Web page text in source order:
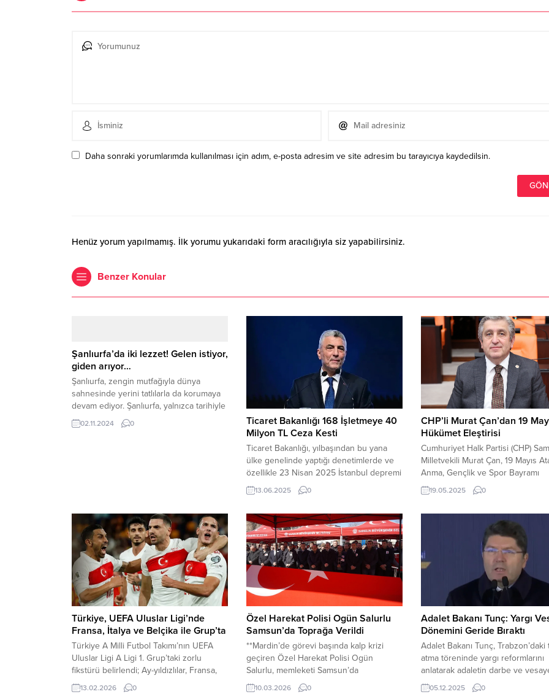
Daha sonraki yorumlarımda kullanılması için adım, e-posta adresim ve site adresim bu tarayıcıya kaydedilsin.
Henüz yorum yapılmamış. İlk yorumu yukarıdaki form aracılığıyla siz yapabilirsiniz.
Benzer Konular
Şanlıurfa’da iki lezzet! Gelen istiyor,
giden arıyor…
Şanlıurfa, zengin mutfağıyla dünya
sahnesinde yerini tatlılarla da korumaya
devam ediyor. Şanlıurfa, yalnızca tarihiyle
değil gastronomisiyle de dünya çapında
ön sıralarda yer alıyor. Bu kadim şehirde,
02.11.2024 0
Ticaret Bakanlığı 168 İşletmeye 40
Milyon TL Ceza Kesti
Ticaret Bakanlığı, yılbaşından bu yana
ülke genelinde yaptığı denetimlerde ve
özellikle 23 Nisan 2025 İstanbul depremi
sonrası haksız fiyat artışı yaptığı
belirlenen 168 işletmeye toplam 40
bildirdi. Haksız Fiyat Artışına Karşı
Kapsamlı Denetimler Başlatıldı Ticaret
Bakanlığı, haksız fiyat artışları ve
fırsatçılıkla mücadele kapsamında ülke...
13.06.2025 0
CHP’li Murat Çan’dan 19
Hükümet Eleştirisi
Cumhuriyet Halk Partisi (CHP)
Milletvekili Murat Çan, 19 Mayıs
Anma, Gençlik ve Spor Bayramı
dolayısıyla bir mesaj yayımladı. Çan,
mesajında 19 Mayıs’ın Kurtuluş
sıra, milletin bağımsızlık ve
idealine uyanışının simgesi
belirtti. Bu tarihin Atatürk’ün
olan güveninin ve Türkiye
Cumhuriyeti’nin temellerinin genç...
19.05.2025 0
Türkiye, UEFA Uluslar Ligi’nde
Fransa, İtalya ve Belçika ile Grup’ta
Türkiye A Milli Futbol Takımı’nın UEFA
Uluslar Ligi A Ligi 1. Grup’taki zorlu
fikstürü belirlendi; Ay-yıldızlılar, Fransa,
İtalya ve Belçika ile aynı grupta mücadele
edecek. Türkiye A Milli Futbol Takımı’nın
13.02.2026 0
Özel Harekat Polisi Ogün Salurlu
Samsun’da Toprağa Verildi
**Mardin’de görevi başında kalp krizi
geçiren Özel Harekat Polisi Ogün
Salurlu, memleketi Samsun’da
düzenlenen törenle son yolculuğuna
uğurlandı. Polis Salurlu’nun cenaze
10.03.2026 0
Adalet Bakanı Tunç: Yargı
Dönemini Geride Bıraktı
Adalet Bakanı Tunç, Trabzon’daki
atma töreninde yargı reformlarını
anlatarak adaletin darbe ve
etkisinden kurtarıldığını belirtti.
Bakanı Yılmaz Tunç, Trabzon’un Of
05.12.2025 0